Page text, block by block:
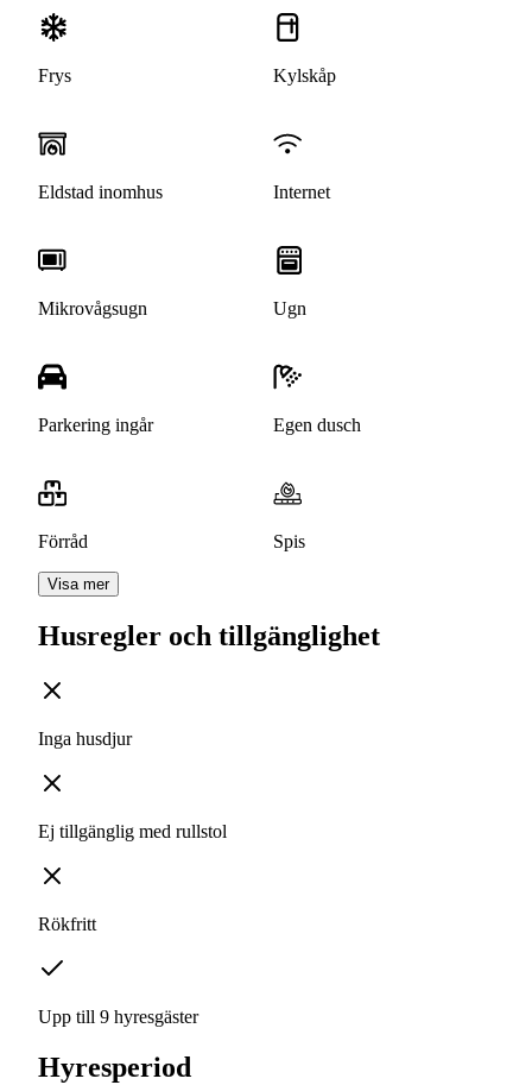
Frys Kylskåp
Eldstad inomhus Internet
Mikrovågsugn Ugn
Parkering ingår Egen dusch
Förråd Spis
Visa mer
Husregler och tillgänglighet
Inga husdjur
Ej tillgänglig med rullstol
Rökfritt
Upp till 9 hyresgäster
Hyresperiod